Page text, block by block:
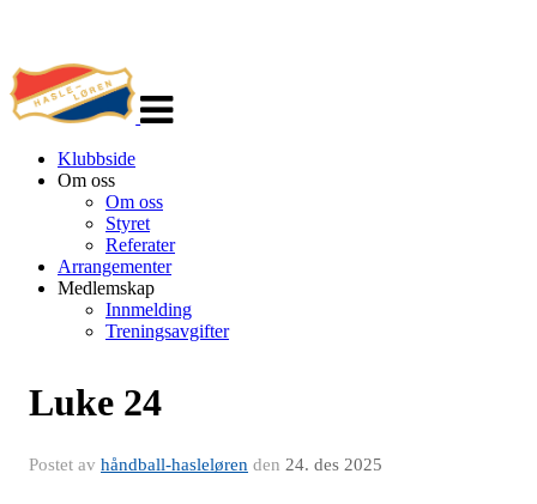
navigasjon
Klubbside
Om oss
Om oss
Styret
Referater
Arrangementer
Medlemskap
Innmelding
Treningsavgifter
Luke 24
Postet av håndball-hasleløren den 24. des 2025